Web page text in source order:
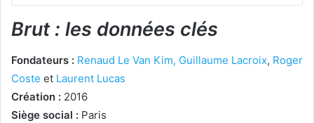
Brut : les données clés
Fondateurs : Renaud Le Van Kim, Guillaume Lacroix, Roger
Coste et Laurent Lucas
Création : 2016
Siège social : Paris